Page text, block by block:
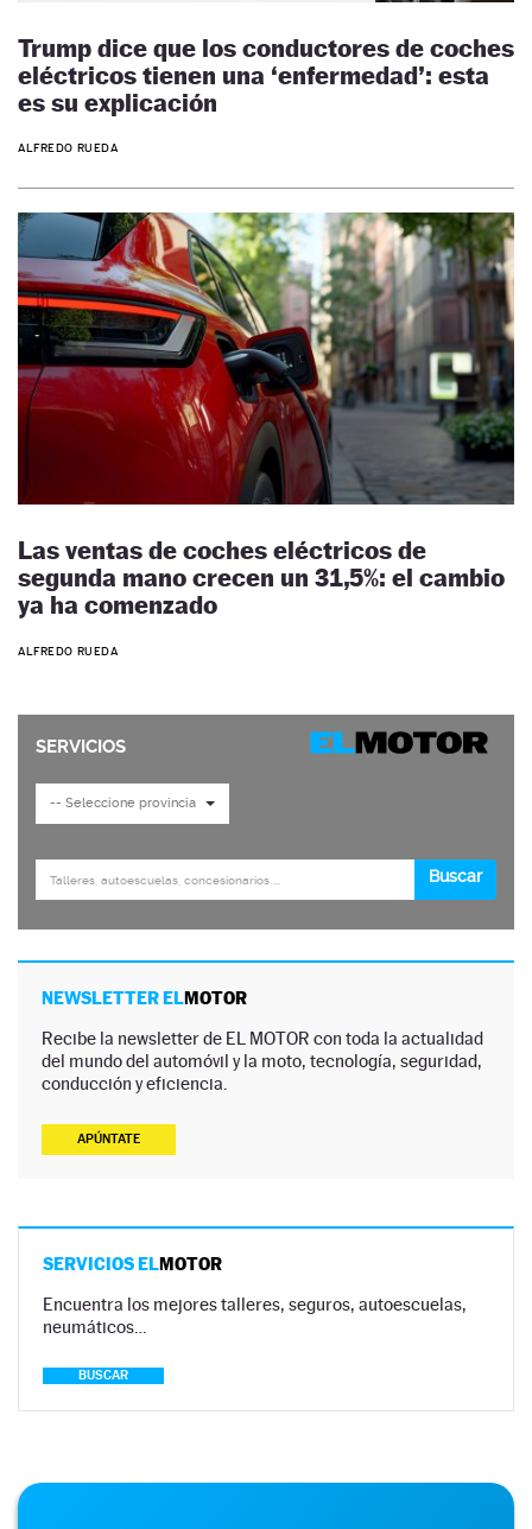
Trump dice que los conductores de coches
eléctricos tienen una ‘enfermedad’: esta
es su explicación
ALFREDO RUEDA
Las ventas de coches eléctricos de
segunda mano crecen un 31,5%: el cambio
ya ha comenzado
ALFREDO RUEDA
NEWSLETTER ELMOTOR
Recibe la newsletter de EL MOTOR con toda la actualidad
del mundo del automóvil y la moto, tecnología, seguridad,
conducción y eficiencia.
APÚNTATE
SERVICIOS ELMOTOR
Encuentra los mejores talleres, seguros, autoescuelas,
neumáticos…
BUSCAR